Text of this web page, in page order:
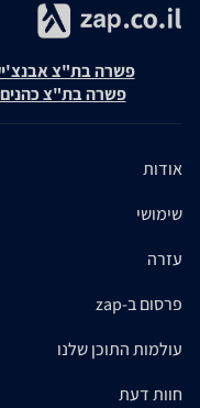
פשרה בת"צ אבנצ'יק נ'
פשרה בת"צ כהנים נ'
אודות
שימושי
עזרה
פרסום ב-zap
עולמות התוכן שלנו
חוות דעת